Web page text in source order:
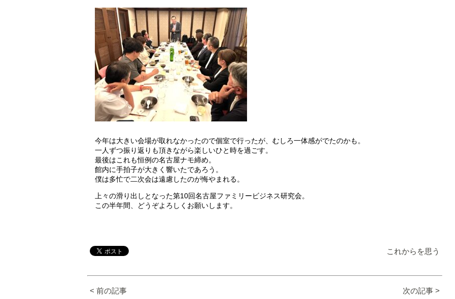
今年は大きい会場が取れなかったので個室で行ったが、むしろ一体感がでたのかも。
一人ずつ振り返りも頂きながら楽しいひと時を過ごす。
最後はこれも恒例の名古屋ナモ締め。
館内に手拍子が大きく響いたであろう。
僕は多忙で二次会は遠慮したのが悔やまれる。
上々の滑り出しとなった第10回名古屋ファミリービジネス研究会。
この半年間、どうぞよろしくお願いします。
これからを思う
< 前の記事 次の記事 >